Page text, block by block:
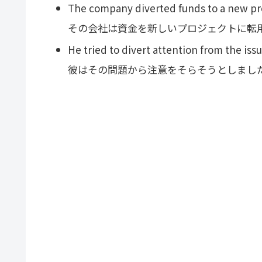
The company diverted funds to a new
その会社は資金を新しいプロジェクトに転
He tried to divert attention from the
彼はその問題から注意をそらそうとしまし